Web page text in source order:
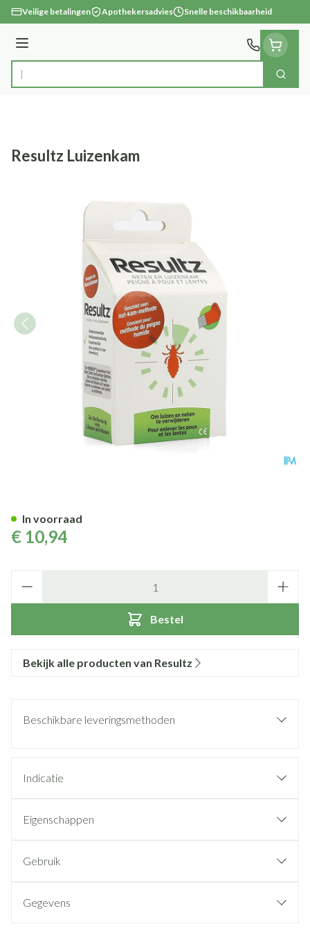
Ga naar de inhoud
Veilige betalingen Apothekersadvies Snelle beschikbaarheid
Menu
Product, merk, categorie... Zoek
Resultz Luizenkam
€ 10,94
Bestel
In voorraad
Bekijk alle producten van Resultz
Beschikbare leveringsmethoden
Indicatie
Eigenschappen
Gebruik
Gegevens